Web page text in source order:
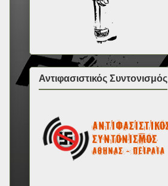
Αντιφασιστικός Συντονισμός